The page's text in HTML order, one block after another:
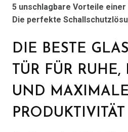
5 unschlagbare Vorteile einer
Die perfekte
DIE BESTE
TÜR FÜR RUHE,
UND MAXIMALE
PRODUKTIVITÄT